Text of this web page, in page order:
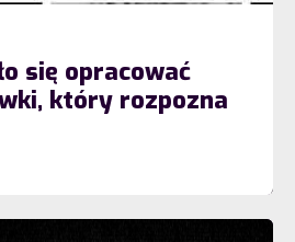
się opracować
który rozpozna